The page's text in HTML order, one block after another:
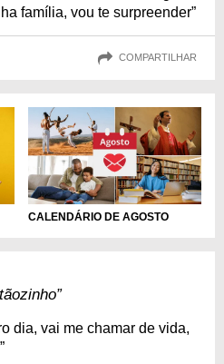
família, vou te surpreender”
COMPARTILHAR
CALENDÁRIO DE AGOSTO
dia, vai me chamar de vida,